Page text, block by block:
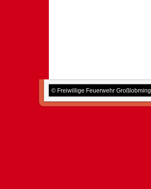
© Freiwillige Feuerwehr Großlobming